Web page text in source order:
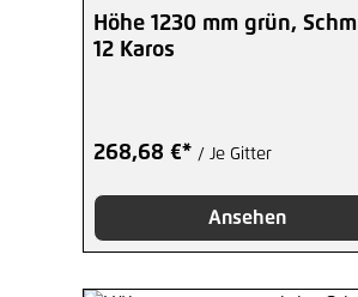
Höhe 1230 mm grün,
12 Karos
268,68 €* / Je Gitter
Ansehen